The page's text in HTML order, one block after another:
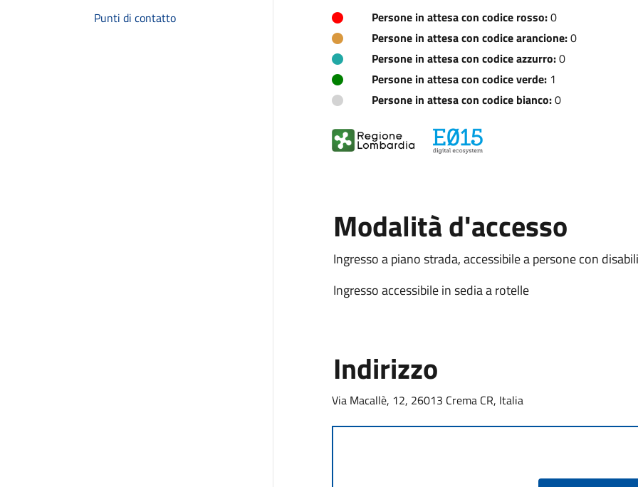
Punti di contatto
Persone in attesa con codice rosso:0
Persone in attesa con codice arancione:0
Persone in attesa con codice azzurro:0
Persone in attesa con codice verde:1
Persone in attesa con codice bianco:0
Modalità d'accesso
Ingresso a piano strada, accessibile a persone con
Ingresso accessibile in sedia a rotelle
Indirizzo
Via Macallè, 12, 26013 Crema CR, Italia